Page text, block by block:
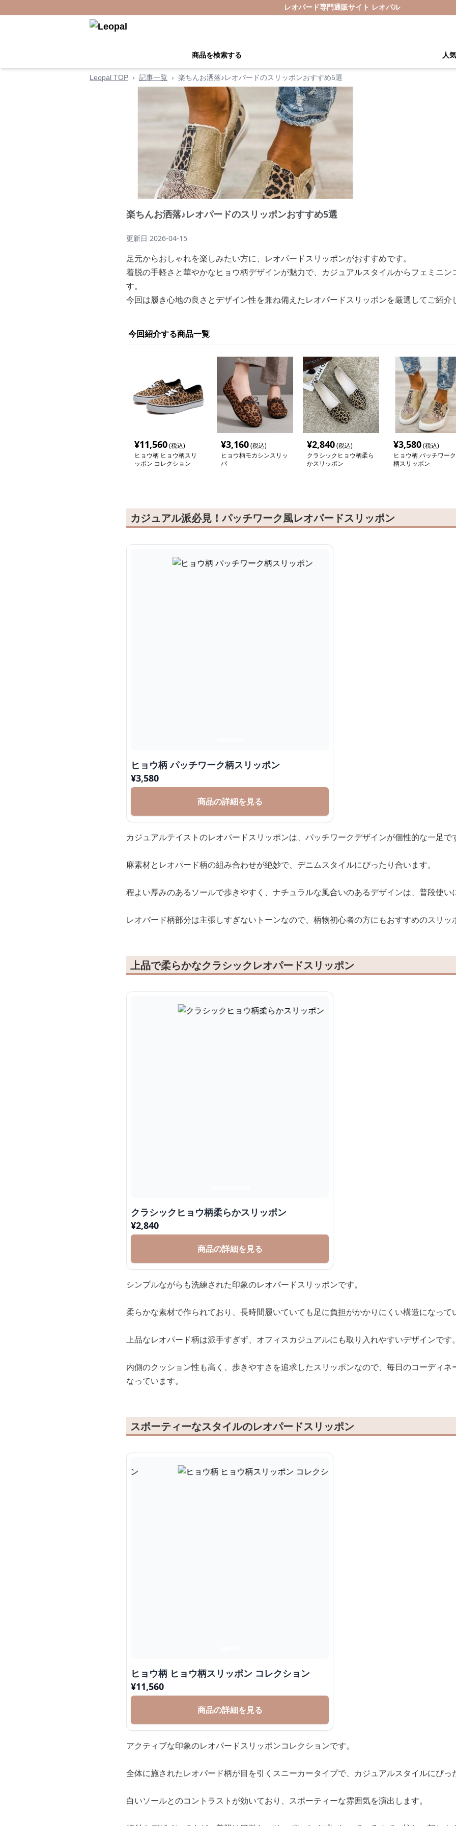
レオパード専門通販サイト レオパル
商品を検索する 人
Leopal TOP › 記事一覧 › 楽ちんお洒落♪レオパードのスリッポンおすすめ5選
楽ちんお洒落♪レオパードのスリッポンおすすめ5選
更新日 2026-04-15
足元からおしゃれを楽しみたい方に、レオパードスリッポンがおすすめです。
着脱の手軽さと華やかなヒョウ柄デザインが魅力で、カジュアルスタイルからフェミニ
す。
今回は履き心地の良さとデザイン性を兼ね備えたレオパードスリッポンを厳選してご紹介
今回紹介する商品一覧
¥11,560(税込)
ヒョウ柄 ヒョウ柄スリ
ッポン コレクション
¥3,160(税込)
ヒョウ柄モカシンスリッ
パ
¥2,840(税込)
クラシックヒョウ柄柔ら
かスリッポン
¥3,580(税込)
ヒョウ柄 パッチワーク
柄スリッポン
カジュアル派必見！パッチワーク風レオパードスリッポン
ヒョウ柄 パッチワーク柄スリッポン
¥3,580
商品の詳細を見る
カジュアルテイストのレオパードスリッポンは、パッチワークデザインが個性的な一足で
麻素材とレオパード柄の組み合わせが絶妙で、デニムスタイルにぴったり合います。
程よい厚みのあるソールで歩きやすく、ナチュラルな風合いのあるデザインは、普段使い
レオパード柄部分は主張しすぎないトーンなので、柄物初心者の方にもおすすめのスリッ
上品で柔らかなクラシックレオパードスリッポン
クラシックヒョウ柄柔らかスリッポン
¥2,840
商品の詳細を見る
シンプルながらも洗練された印象のレオパードスリッポンです。
柔らかな素材で作られており、長時間履いていても足に負担がかかりにくい構造になって
上品なレオパード柄は派手すぎず、オフィスカジュアルにも取り入れやすいデザインです
内側のクッション性も高く、歩きやすさを追求したスリッポンなので、毎日のコーディ
なっています。
スポーティーなスタイルのレオパードスリッポン
ヒョウ柄 ヒョウ柄スリッポン コレクション
¥11,560
商品の詳細を見る
アクティブな印象のレオパードスリッポンコレクションです。
全体に施されたレオパード柄が目を引くスニーカータイプで、カジュアルスタイルにぴっ
白いソールとのコントラストが効いており、スポーティーな雰囲気を演出します。